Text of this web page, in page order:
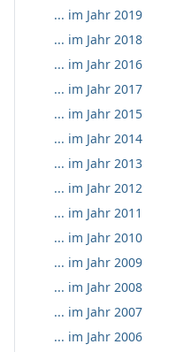
... im Jahr 2019
... im Jahr 2018
... im Jahr 2016
... im Jahr 2017
... im Jahr 2015
... im Jahr 2014
... im Jahr 2013
... im Jahr 2012
... im Jahr 2011
... im Jahr 2010
... im Jahr 2009
... im Jahr 2008
... im Jahr 2007
... im Jahr 2006